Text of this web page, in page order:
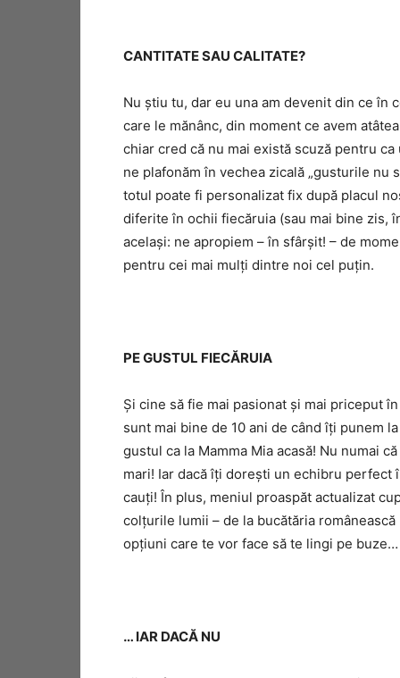
CANTITATE SAU CALITATE?
Nu știu tu, dar eu una am devenit din ce
care le mănânc, din moment ce avem
chiar cred că nu mai există scuză pentru
ne plafonăm în vechea zicală „gusturile nu
totul poate fi personalizat fix după placul
diferite în ochii fiecăruia (sau mai bine zis,
același: ne apropiem – în sfârșit! – de
pentru cei mai mulți dintre noi cel puțin.
PE GUSTUL FIECĂRUIA
Și cine să fie mai pasionat și mai priceput
sunt mai bine de 10 ani de când îți punem
gustul ca la Mamma Mia acasă! Nu numai
mari! Iar dacă îți dorești un echibru
cauți! În plus, meniul proaspăt actualizat
colțurile lumii – de la bucătăria
opțiuni care te vor face să te lingi pe buze…
… IAR DACĂ NU